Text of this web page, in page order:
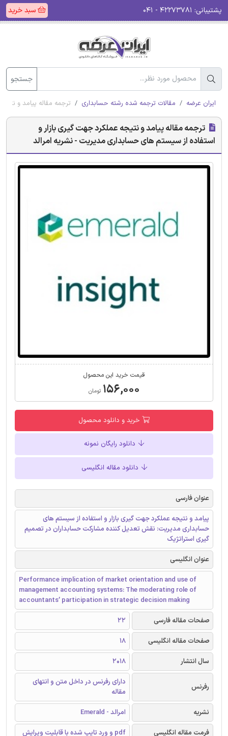
پشتیبانی: سبد خرید
جستجو
ایران عرضه مقالات ترجمه شده رشته حسابداری ترجمه مقاله پیامد و
ترجمه مقاله پیامد و نتیجه عملکرد جهت گیری بازار و
استفاده از سیستم های حسابداری مدیریت - نشریه امرالد
قیمت خرید این محصول
۱۵۶,۰۰۰ تومان
خرید و دانلود محصول
دانلود رایگان نمونه
دانلود مقاله انگلیسی
عنوان فارسی
پیامد و نتیجه عملکرد جهت گیری بازار و استفاده از سیستم های
حسابداری مدیریت: نقش تعدیل کننده مشارکت حسابداران در تصمیم
گیری استراتژیک
عنوان انگلیسی
Performance implication of market orientation and use of
management accounting systems: The moderating role of
accountants’ participation in strategic decision making
صفحات مقاله فارسی
22
صفحات مقاله انگلیسی
18
سال انتشار
2018
رفرنس
دارای رفرنس در داخل متن و انتهای
مقاله
نشریه
امرالد - Emerald
فرمت مقاله انگلیسی
pdf و ورد تایپ شده با قابلیت ویرایش